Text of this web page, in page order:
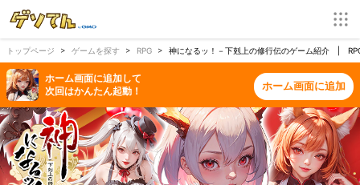
トップページ ゲームを探す RPG 神になるッ！－下剋上の修行伝のゲーム紹介 |
ホーム画面に追加して
次回はかんたん起動！
ホーム画面に追加